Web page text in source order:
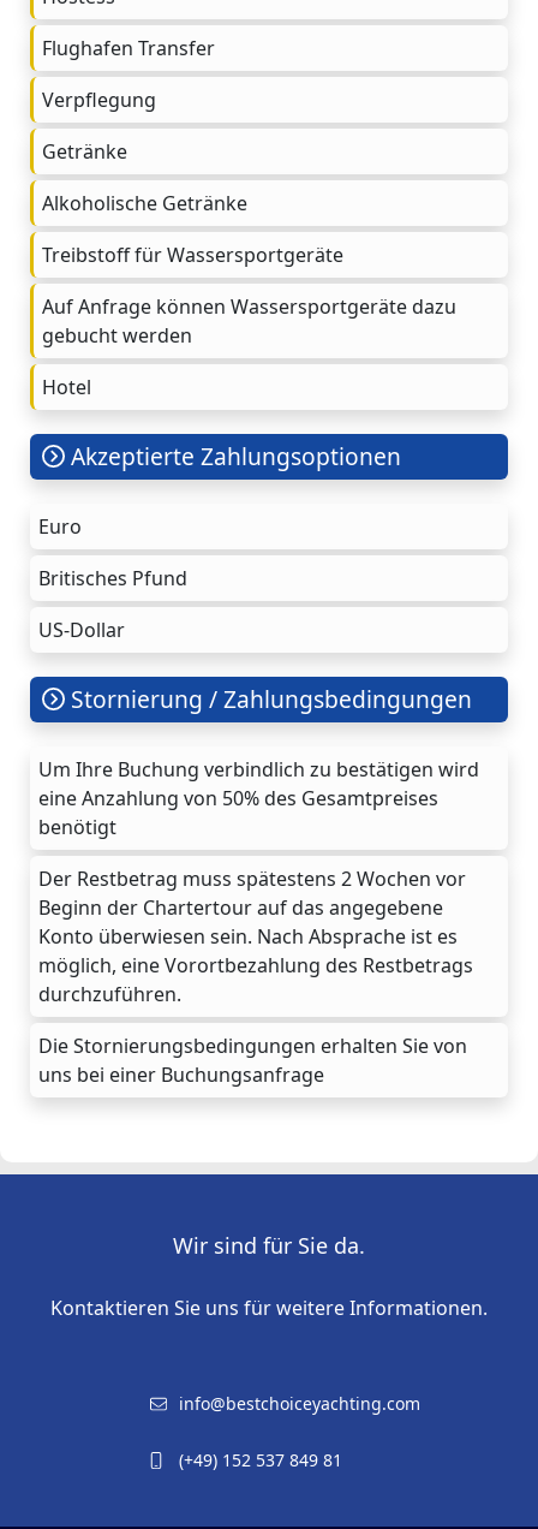
Flughafen Transfer
Verpflegung
Getränke
Alkoholische Getränke
Treibstoff für Wassersportgeräte
Auf Anfrage können Wassersportgeräte dazu
gebucht werden
Hotel
Akzeptierte Zahlungsoptionen
Euro
Britisches Pfund
US-Dollar
Stornierung / Zahlungsbedingungen
Um Ihre Buchung verbindlich zu bestätigen wird
eine Anzahlung von 50% des Gesamtpreises
benötigt
Der Restbetrag muss spätestens 2 Wochen vor
Beginn der Chartertour auf das angegebene
Konto überwiesen sein. Nach Absprache ist es
möglich, eine Vorortbezahlung des Restbetrags
durchzuführen.
Die Stornierungsbedingungen erhalten Sie von
uns bei einer Buchungsanfrage
Wir sind für Sie da.
Kontaktieren Sie uns für weitere Informationen.
info@bestchoiceyachting.com
(+49) 152 537 849 81